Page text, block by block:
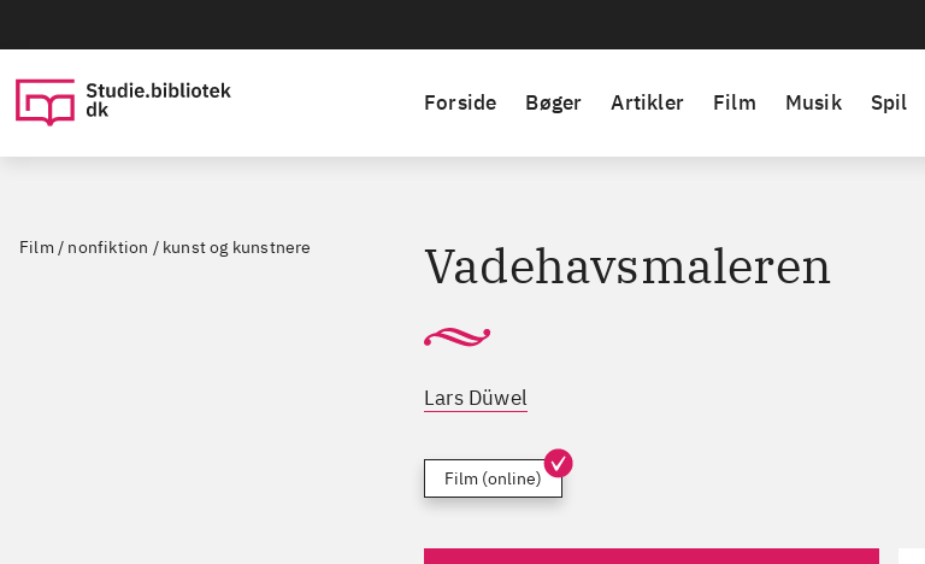
Forside Bøger Artikler Film Musik Spil
Film / nonfiktion / kunst og kunstnere Vadehavsmaleren
Lars Düwel
Film (online)